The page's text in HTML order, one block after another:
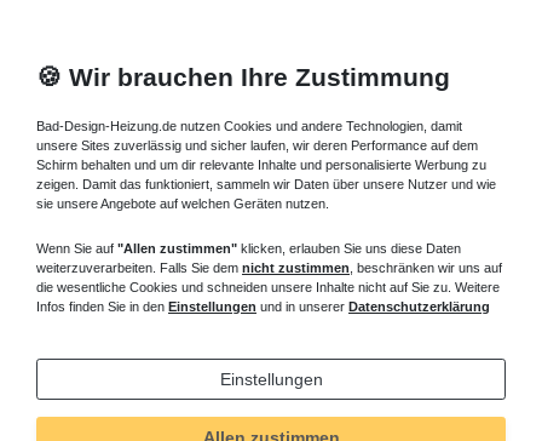
🍪 Wir brauchen Ihre Zustimmung
Bad-Design-Heizung.de nutzen Cookies und andere Technologien, damit
unsere Sites zuverlässig und sicher laufen, wir deren Performance auf dem
Schirm behalten und um dir relevante Inhalte und personalisierte Werbung zu
zeigen. Damit das funktioniert, sammeln wir Daten über unsere Nutzer und wie
sie unsere Angebote auf welchen Geräten nutzen.
Wenn Sie auf "Allen zustimmen" klicken, erlauben Sie uns diese Daten
weiterzuverarbeiten. Falls Sie dem nicht zustimmen , beschränken wir uns auf
die wesentliche Cookies und schneiden unsere Inhalte nicht auf Sie zu. Weitere
Infos finden Sie in den Einstellungen und in unserer Datenschutzerklärung
Einstellungen